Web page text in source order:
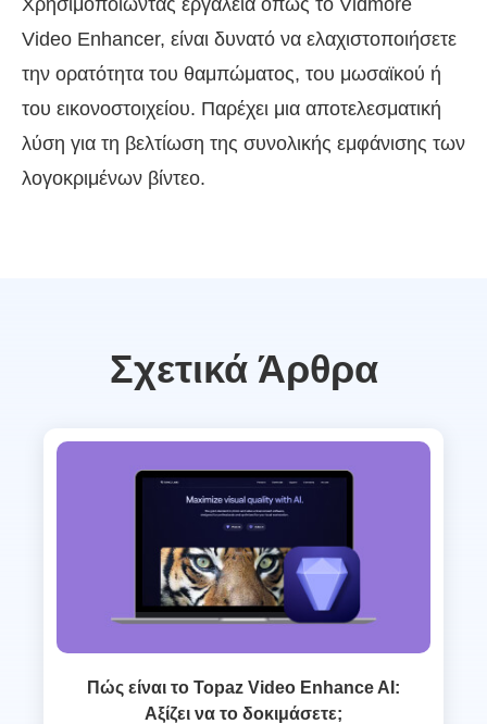
Video Enhancer, είναι δυνατό να ελαχιστοποιήσετε
την ορατότητα του θαμπώματος, του μωσαϊκού ή
του εικονοστοιχείου. Παρέχει μια αποτελεσματική
λύση για τη βελτίωση της συνολικής εμφάνισης των
λογοκριμένων βίντεο.
Σχετικά Άρθρα
Πώς είναι το Topaz Video Enhance AI:
Αξίζει να το δοκιμάσετε;